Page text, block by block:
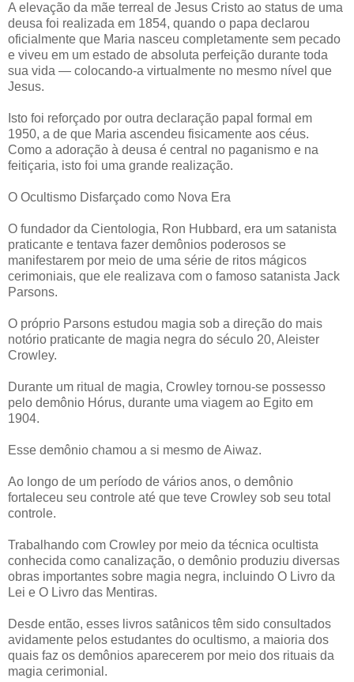
A elevação da mãe terreal de Jesus Cristo ao status de uma
deusa foi realizada em 1854, quando o papa declarou
oficialmente que Maria nasceu completamente sem pecado
e viveu em um estado de absoluta perfeição durante toda
sua vida — colocando-a virtualmente no mesmo nível que
Jesus.
Isto foi reforçado por outra declaração papal formal em
1950, a de que Maria ascendeu fisicamente aos céus.
Como a adoração à deusa é central no paganismo e na
feitiçaria, isto foi uma grande realização.
O Ocultismo Disfarçado como Nova Era
O fundador da Cientologia, Ron Hubbard, era um satanista
praticante e tentava fazer demônios poderosos se
manifestarem por meio de uma série de ritos mágicos
cerimoniais, que ele realizava com o famoso satanista Jack
Parsons.
O próprio Parsons estudou magia sob a direção do mais
notório praticante de magia negra do século 20, Aleister
Crowley.
Durante um ritual de magia, Crowley tornou-se possesso
pelo demônio Hórus, durante uma viagem ao Egito em
1904.
Esse demônio chamou a si mesmo de Aiwaz.
Ao longo de um período de vários anos, o demônio
fortaleceu seu controle até que teve Crowley sob seu total
controle.
Trabalhando com Crowley por meio da técnica ocultista
conhecida como canalização, o demônio produziu diversas
obras importantes sobre magia negra, incluindo O Livro da
Lei e O Livro das Mentiras.
Desde então, esses livros satânicos têm sido consultados
avidamente pelos estudantes do ocultismo, a maioria dos
quais faz os demônios aparecerem por meio dos rituais da
magia cerimonial.